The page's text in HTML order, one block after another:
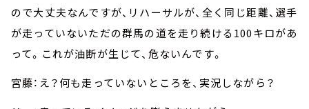
ので大丈夫なんですが、リハーサルが、全く同じ距離、選手
が走っていないただの群馬の道を走り続ける100キロがあ
って。これが油断が生じて、危ないんです。
宮藤：え？何も走っていないところを、実況しながら？